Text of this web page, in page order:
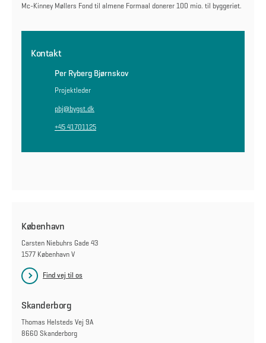
Mc-Kinney Møllers Fond til almene Formaal donerer 100 mio. til byggeriet.
Kontakt
Per Ryberg Bjørnskov
Projektleder
pbj@bygst.dk
+45 41701125
København
Carsten Niebuhrs Gade 43
1577 København V
Find vej til os
Skanderborg
Thomas Helsteds Vej 9A
8660 Skanderborg